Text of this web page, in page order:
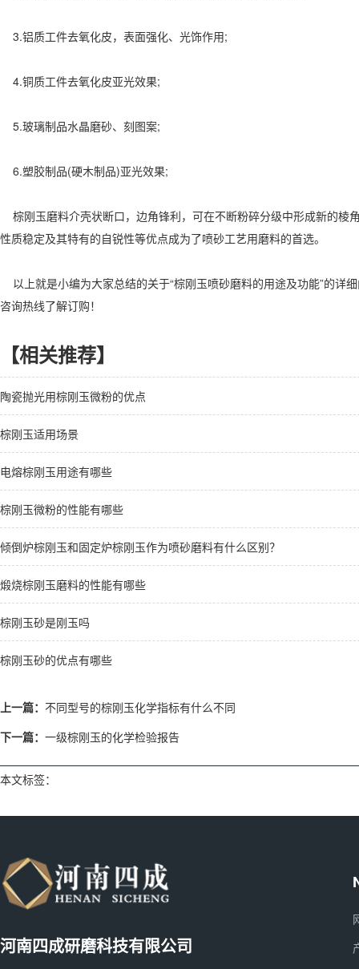
3.铝质工件去氧化皮，表面强化、光饰作用;
4.铜质工件去氧化皮亚光效果;
5.玻璃制品水晶磨砂、刻图案;
6.塑胶制品(硬木制品)亚光效果;
棕刚玉磨料介壳状断口，边角锋利，可在不断粉碎分级中形成新的棱
性质稳定及其特有的自锐性等优点成为了喷砂工艺用磨料的首选。
以上就是小编为大家总结的关于“棕刚玉喷砂磨料的用途及功能”的详
咨询热线了解订购！
【相关推荐】
陶瓷抛光用棕刚玉微粉的优点
棕刚玉适用场景
电熔棕刚玉用途有哪些
棕刚玉微粉的性能有哪些
倾倒炉棕刚玉和固定炉棕刚玉作为喷砂磨料有什么区别？
煅烧棕刚玉磨料的性能有哪些
棕刚玉砂是刚玉吗
棕刚玉砂的优点有哪些
上一篇： 不同型号的棕刚玉化学指标有什么不同
下一篇： 一级棕刚玉的化学检验报告
本文标签：
河南四成研磨科技有限公司